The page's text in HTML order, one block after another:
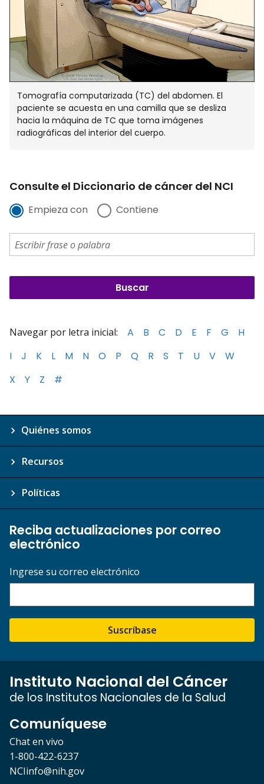
Tomografía computarizada (TC) del abdomen. El
paciente se acuesta en una camilla que se desliza
hacia la máquina de TC que toma imágenes
radiográficas del interior del cuerpo.
Consulte el Diccionario de cáncer del NCI
Empieza con Contiene
Navegar por letra inicial: A B C D E F G
H
I
J K L M N O P Q R S T U V
W
X
Y Z #
Quiénes somos
Recursos
Políticas
Reciba actualizaciones por correo
electrónico
Ingrese su correo electrónico
Suscríbase
Instituto Nacional del Cáncer
de los Institutos Nacionales de la Salud
Comuníquese
Chat en vivo
1-800-422-6237
NCIinfo@nih.gov